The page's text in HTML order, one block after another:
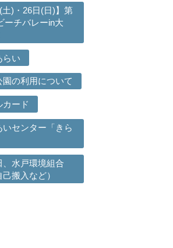
(土)・26日(日)】第
ーチバレーin大
らい
園の利用について
カード
いセンター「きら
、水戸環境組合
己搬入など）